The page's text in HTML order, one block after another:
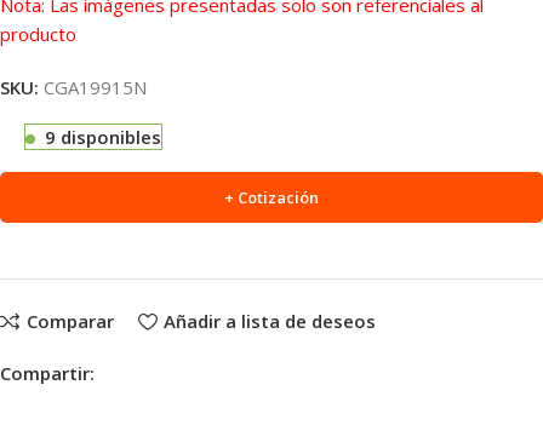
producto
SKU:CGA19915N
9 disponibles
+ Cotización
Comparar Añadir a lista de deseos
Compartir: